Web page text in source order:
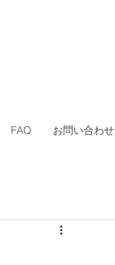
FAQ お問い合わせ